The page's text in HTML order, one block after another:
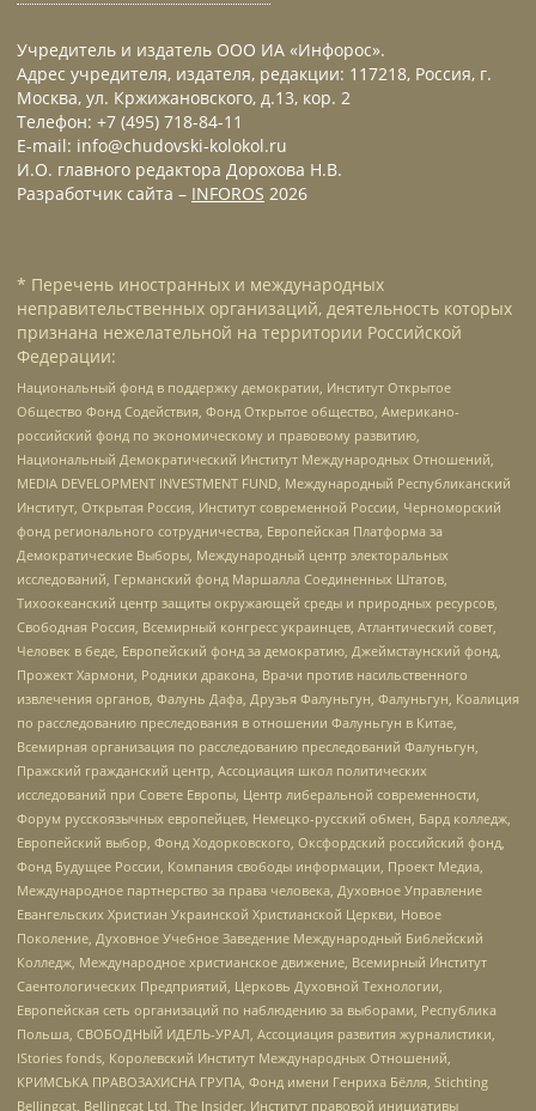
Учредитель и издатель ООО ИА «Инфорос».
Адрес учредителя, издателя, редакции: 117218, Россия, г.
Москва, ул. Кржижановского, д.13, кор. 2
Телефон: +7 (495) 718-84-11
E-mail: info@chudovski-kolokol.ru
И.О. главного редактора Дорохова Н.В.
Разработчик сайта – INFOROS 2026
* Перечень иностранных и международных
неправительственных организаций, деятельность которых
признана нежелательной на территории Российской
Федерации:
Национальный фонд в поддержку демократии, Институт Открытое
Общество Фонд Содействия, Фонд Открытое общество, Американо-
российский фонд по экономическому и правовому развитию,
Национальный Демократический Институт Международных Отношений,
MEDIA DEVELOPMENT INVESTMENT FUND, Международный Республиканский
Институт, Открытая Россия, Институт современной России, Черноморский
фонд регионального сотрудничества, Европейская Платформа за
Демократические Выборы, Международный центр электоральных
исследований, Германский фонд Маршалла Соединенных Штатов,
Тихоокеанский центр защиты окружающей среды и природных ресурсов,
Свободная Россия, Всемирный конгресс украинцев, Атлантический совет,
Человек в беде, Европейский фонд за демократию, Джеймстаунский фонд,
Прожект Хармони, Родники дракона, Врачи против насильственного
извлечения органов, Фалунь Дафа, Друзья Фалуньгун, Фалуньгун, Коалиция
по расследованию преследования в отношении Фалуньгун в Китае,
Всемирная организация по расследованию преследований Фалуньгун,
Пражский гражданский центр, Ассоциация школ политических
исследований при Совете Европы, Центр либеральной современности,
Форум русскоязычных европейцев, Немецко-русский обмен, Бард колледж,
Европейский выбор, Фонд Ходорковского, Оксфордский российский фонд,
Фонд Будущее России, Компания свободы информации, Проект Медиа,
Международное партнерство за права человека, Духовное Управление
Евангельских Христиан Украинской Христианской Церкви, Новое
Поколение, Духовное Учебное Заведение Международный Библейский
Колледж, Международное христианское движение, Всемирный Институт
Саентологических Предприятий, Церковь Духовной Технологии,
Европейская сеть организаций по наблюдению за выборами, Республика
Польша, СВОБОДНЫЙ ИДЕЛЬ-УРАЛ, Ассоциация развития журналистики,
IStories fonds, Королевский Институт Международных Отношений,
КРИМСЬКА ПРАВОЗАХИСНА ГРУПА, Фонд имени Генриха Бёлля, Stichting
Bellingcat, Bellingcat Ltd, The Insider, Институт правовой инициативы